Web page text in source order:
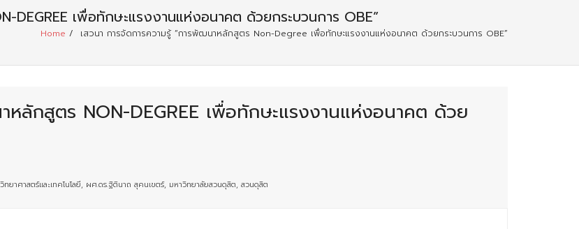
เพื่อทักษะแรงงานแห่งอนาคต ด้วยกระบวนการ OBE”
Home / เสวนา การจัดการความรู้ “การพัฒนาหลักสูตร Non-Degree เพื่อทักษะแรงงานแห่งอนาคต ด้วยกระบวนการ OBE”
หลักสูตร NON-DEGREE เพื่อทักษะแรงงานแห่งอนาคต ด้วย
ยาศาสตร์และเทคโนโลยี, ผศ.ดร.ฐิตินาถ สุคนเขตร์, มหาวิทยาลัยสวนดุสิต, สวนดุสิต